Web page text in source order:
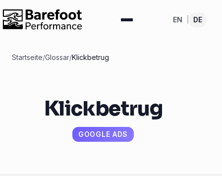
EN DE
Startseite/Glossar/Klickbetrug
Klickbetrug
GOOGLE ADS